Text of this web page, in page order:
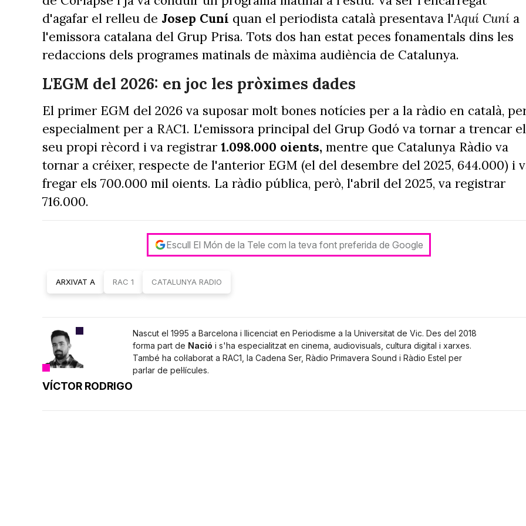
d'agafar el relleu de Josep Cuní quan el periodista català presentava l'Aquí Cuní a
l'emissora catalana del Grup Prisa. Tots dos han estat peces fonamentals dins les
redaccions dels programes matinals de màxima audiència de Catalunya.
L'EGM del 2026: en joc les pròximes dades
El primer EGM del 2026 va suposar molt bones notícies per a la ràdio en català,
especialment per a RAC1. L'emissora principal del Grup Godó va tornar a trencar el
seu propi rècord i va registrar 1.098.000 oients, mentre que Catalunya Ràdio va
tornar a créixer, respecte de l'anterior EGM (el del desembre del 2025, 644.000) i
fregar els 700.000 mil oients. La ràdio pública, però, l'abril del 2025, va registrar
716.000.
Escull El Món de la Tele com la teva font preferida de Google
ARXIVAT A RAC 1 CATALUNYA RADIO
VÍCTOR RODRIGO
Nascut el 1995 a Barcelona i llicenciat en Periodisme a la Universitat de Vic. Des del 2018
forma part de Nació i s'ha especialitzat en cinema, audiovisuals, cultura digital i xarxes.
També ha col·laborat a RAC1, la Cadena Ser, Ràdio Primavera Sound i Ràdio Estel per
parlar de pel·lícules.